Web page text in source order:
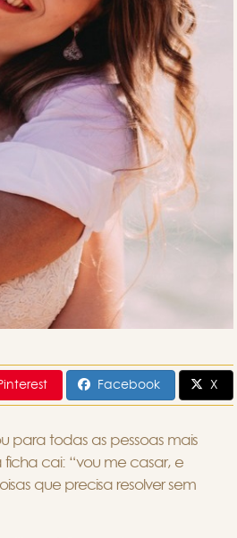
Facebook X
para todas as pessoas mais
cai: “vou me casar, e
que precisa resolver sem